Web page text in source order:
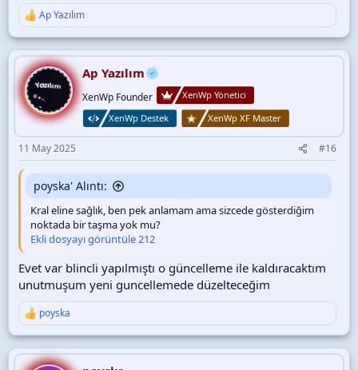
T
k
i
l
e
r
Ap Yazılım
Ap Yazılım
XenWp Founder
XenWp Yönetici
XenWp Destek
XenWp XF Master
11 May 2025 #16
poyska' Alıntı:
Kral eline sağlık, ben pek anlamam ama sizcede gösterdiğim
noktada bir taşma yok mu?
Ekli dosyayı görüntüle 212
Evet var blincli yapılmıştı o güncelleme ile kaldıracaktım
unutmuşum yeni guncellemede düzelteceğim
T
p
k
poyska